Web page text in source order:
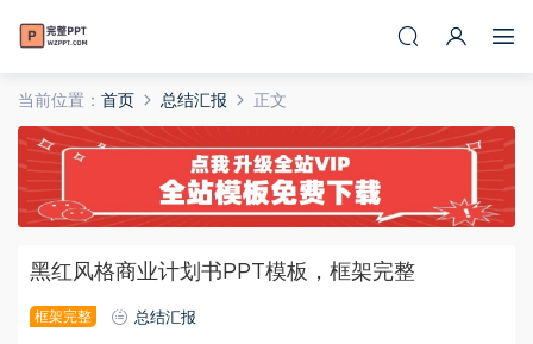
当前位置： 首页 总结汇报 正文
黑红风格商业计划书PPT模板，框架完整
框架完整 总结汇报